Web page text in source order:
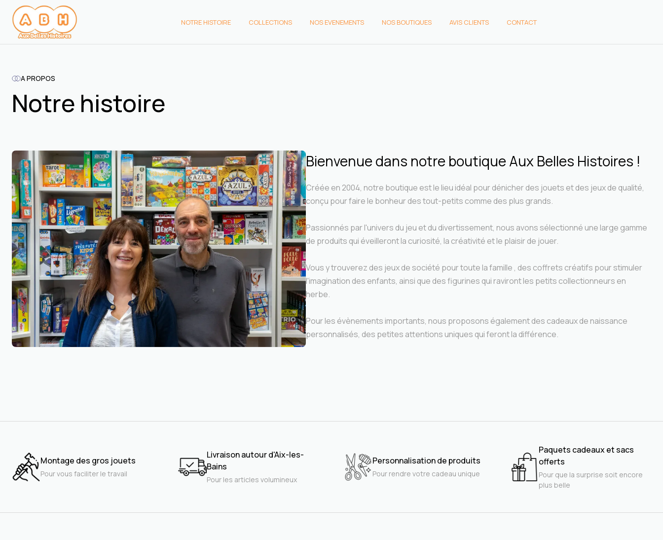
NOTRE HISTOIRE COLLECTIONS NOS EVENEMENTS NOS BOUTIQUES AVIS CLIENTS CONTACT
A PROPOS
Notre histoire
Bienvenue dans notre boutique Aux Belles Histoires !
Créée en 2004, notre boutique est le lieu idéal pour dénicher des jouets et des jeux de qualité,
conçu pour faire le bonheur des tout-petits comme des plus grands.
Passionnés par l'univers du jeu et du divertissement, nous avons sélectionné une large gamme
de produits qui éveilleront la curiosité, la créativité et le plaisir de jouer.
Vous y trouverez des jeux de société pour toute la famille , des coffrets créatifs pour stimuler
l'imagination des enfants, ainsi que des figurines qui raviront les petits collectionneurs en
herbe.
Pour les évènements importants, nous proposons également des cadeaux de naissance
personnalisés, des petites attentions uniques qui feront la différence.
Montage des gros jouets
Pour vous faciliter le travail
Livraison autour d'Aix-les-
Bains
Pour les articles volumineux
Personnalisation de produits
Pour rendre votre cadeau unique
Paquets cadeaux et sacs
offerts
Pour que la surprise soit encore
plus belle